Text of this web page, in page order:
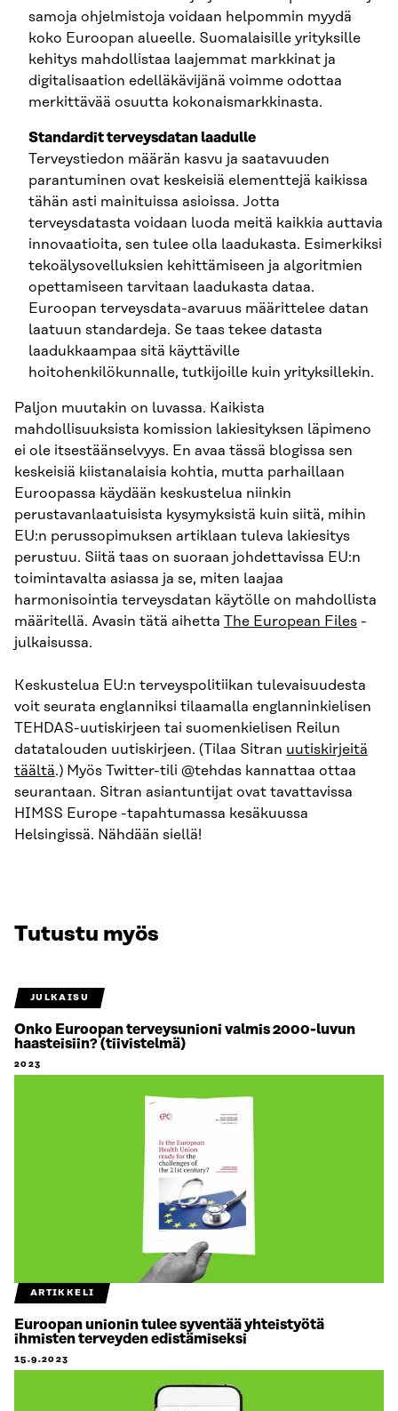
samoja ohjelmistoja voidaan helpommin myydä
koko Euroopan alueelle. Suomalaisille yrityksille
kehitys mahdollistaa laajemmat markkinat ja
digitalisaation edelläkävijänä voimme odottaa
merkittävää osuutta kokonaismarkkinasta.
Standardit terveysdatan laadulle
Terveystiedon määrän kasvu ja saatavuuden
parantuminen ovat keskeisiä elementtejä kaikissa
tähän asti mainituissa asioissa. Jotta
terveysdatasta voidaan luoda meitä kaikkia auttavia
innovaatioita, sen tulee olla laadukasta. Esimerkiksi
tekoälysovelluksien kehittämiseen ja algoritmien
opettamiseen tarvitaan laadukasta dataa.
Euroopan terveysdata-avaruus määrittelee datan
laatuun standardeja. Se taas tekee datasta
laadukkaampaa sitä käyttäville
hoitohenkilökunnalle, tutkijoille kuin yrityksillekin.
Paljon muutakin on luvassa. Kaikista
mahdollisuuksista komission lakiesityksen läpimeno
ei ole itsestäänselvyys. En avaa tässä blogissa sen
keskeisiä kiistanalaisia kohtia, mutta parhaillaan
Euroopassa käydään keskustelua niinkin
perustavanlaatuisista kysymyksistä kuin siitä, mihin
EU:n perussopimuksen artiklaan tuleva lakiesitys
perustuu. Siitä taas on suoraan johdettavissa EU:n
toimintavalta asiassa ja se, miten laajaa
harmonisointia terveysdatan käytölle on mahdollista
määritellä. Avasin tätä aihetta The European Files -
julkaisussa.
Keskustelua EU:n terveyspolitiikan tulevaisuudesta
voit seurata englanniksi tilaamalla englanninkielisen
TEHDAS-uutiskirjeen tai suomenkielisen Reilun
datatalouden uutiskirjeen. (Tilaa Sitran uutiskirjeitä
täältä.) Myös Twitter-tili @tehdas kannattaa ottaa
seurantaan. Sitran asiantuntijat ovat tavattavissa
HIMSS Europe -tapahtumassa kesäkuussa
Helsingissä. Nähdään siellä!
Tutustu myös
JULKAISU
Onko Euroopan terveysunioni valmis 2000-luvun
haasteisiin? (tiivistelmä)
2023
ARTIKKELI
Euroopan unionin tulee syventää yhteistyötä
ihmisten terveyden edistämiseksi
15.9.2023